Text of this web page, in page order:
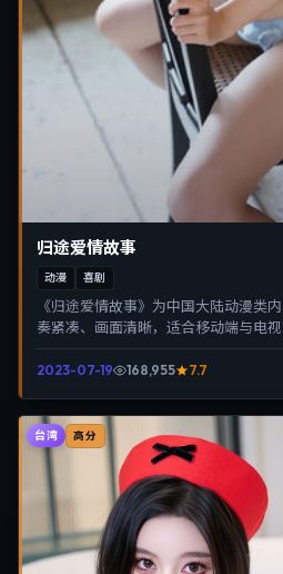
归途爱情故事
动漫 喜剧
《归途爱情故事》为中国大陆动漫类
奏紧凑、画面清晰，适合移动端与电
2023-07-19 168,955 7.7
台湾 高分